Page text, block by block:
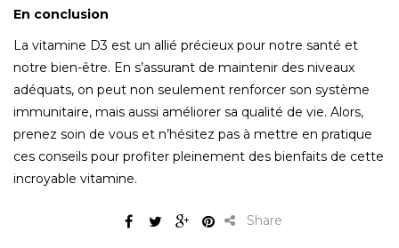
En conclusion
La vitamine D3 est un allié précieux pour notre santé et
notre bien-être. En s’assurant de maintenir des niveaux
adéquats, on peut non seulement renforcer son système
immunitaire, mais aussi améliorer sa qualité de vie. Alors,
prenez soin de vous et n’hésitez pas à mettre en pratique
ces conseils pour profiter pleinement des bienfaits de cette
incroyable vitamine.
Share